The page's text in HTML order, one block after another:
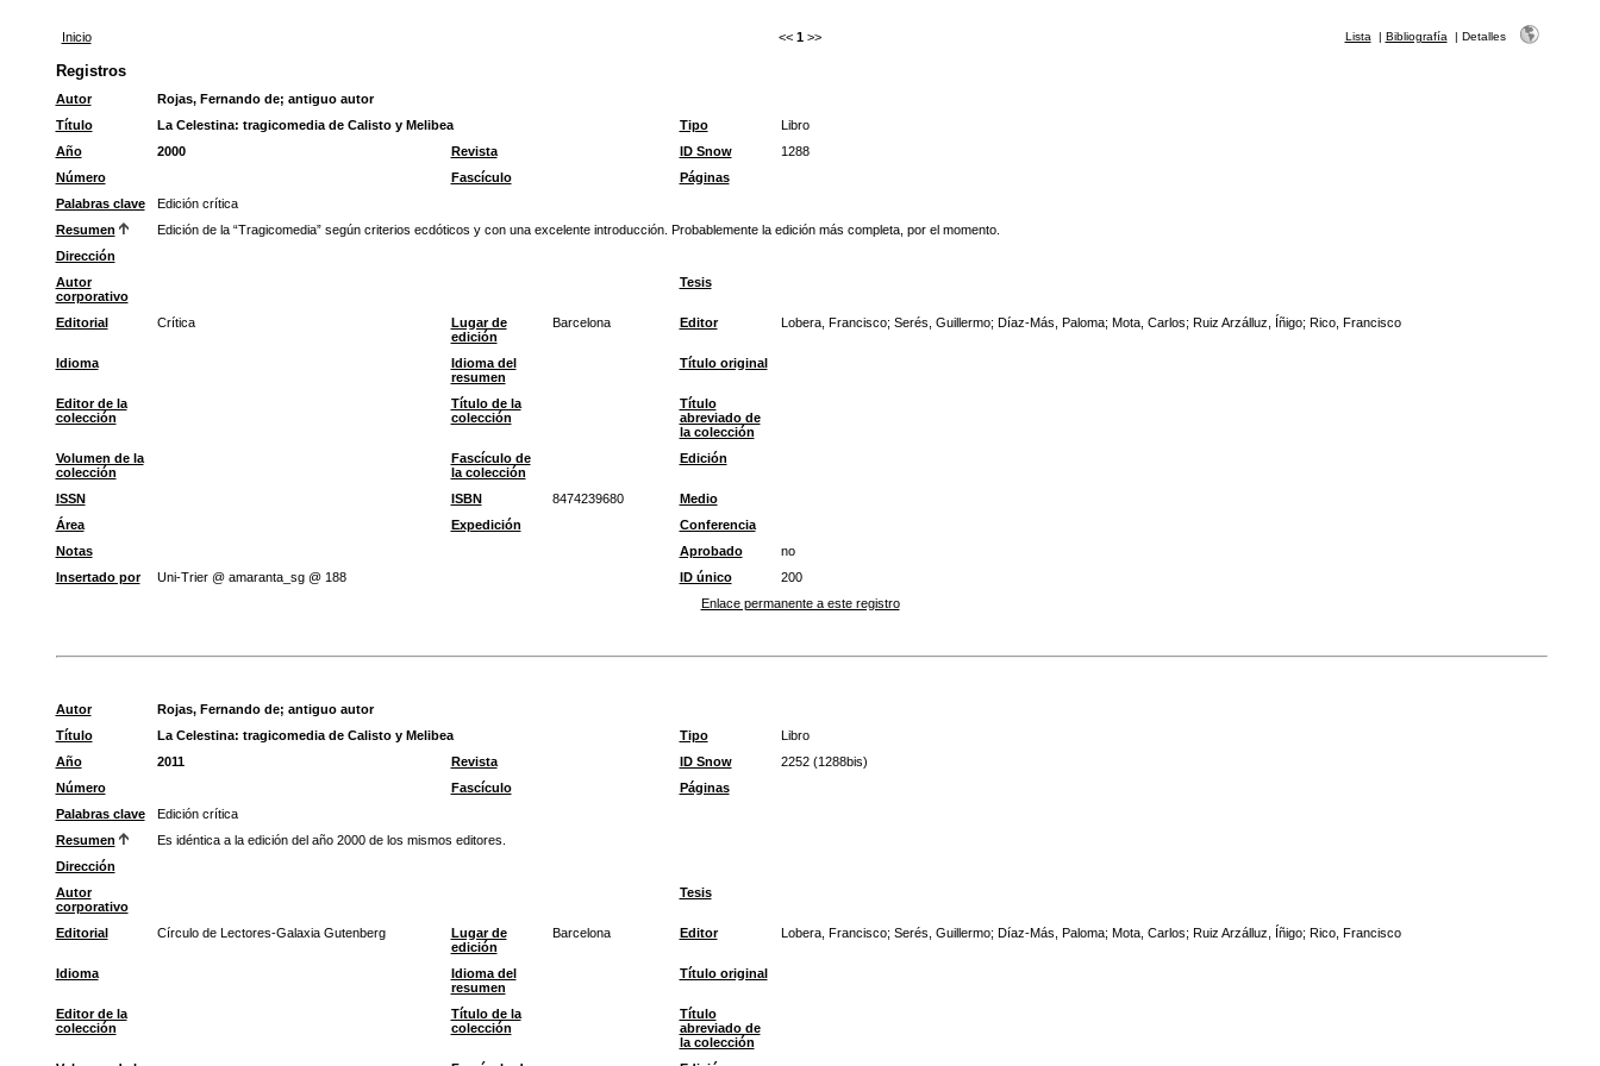
Inicio << 1 >> Lista | Bibliografía | Detalles
Registros
Autor Rojas, Fernando de; antiguo autor
Título
La Celestina: tragicomedia de Calisto y Melibea Tipo
Libro
Año
2000 Revista ID Snow
1288
Número
Fascículo
Páginas
Palabras clave
Edición crítica
Resumen
Edición de la “Tragicomedia” según criterios ecdóticos y con una excelente introducción. Probablemente la edición más completa, por el momento.
Dirección
Autor
corporativo
Tesis
Editorial Crítica
Lugar de
edición
Barcelona Editor Lobera, Francisco; Serés, Guillermo; Díaz-Más, Paloma; Mota, Carlos; Ruiz Arzálluz, Íñigo; Rico, Francisco
Idioma
Idioma del
resumen
Título original
Editor de la
colección
Título de la
colección
Título
abreviado de
la colección
Volumen de la
colección
Fascículo de
la colección
Edición
ISSN ISBN 8474239680
Medio
Área
Expedición
Conferencia
Notas
Aprobado
no
Insertado por
Uni-Trier @ amaranta_sg @ 188 ID único
200
Enlace permanente a este registro
Autor Rojas, Fernando de; antiguo autor
Título
La Celestina: tragicomedia de Calisto y Melibea Tipo
Libro
Año
2011 Revista ID Snow
2252 (1288bis)
Número
Fascículo
Páginas
Palabras clave
Edición crítica
Resumen
Es idéntica a la edición del año 2000 de los mismos editores.
Dirección
Autor
corporativo
Tesis
Editorial Círculo de Lectores-Galaxia Gutenberg
Lugar de
edición
Barcelona Editor Lobera, Francisco; Serés, Guillermo; Díaz-Más, Paloma; Mota, Carlos; Ruiz Arzálluz, Íñigo; Rico, Francisco
Idioma
Idioma del
resumen
Título original
Editor de la
colección
Título de la
colección
Título
abreviado de
la colección